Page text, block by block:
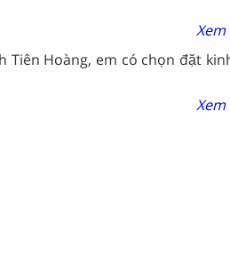
Tiên Hoàng, em có chọn đặt